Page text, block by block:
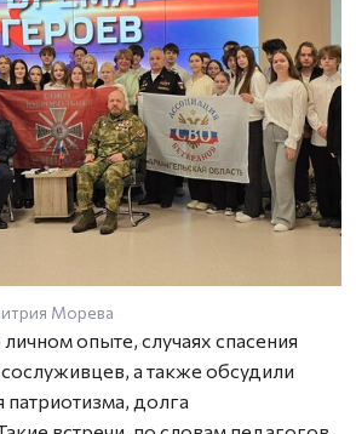
Морева
личном опыте, случаях спасения
а также обсудили
патриотизма, долга